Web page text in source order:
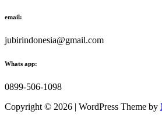
email:
jubirindonesia@gmail.com
Whats app:
0899-506-1098
Copyright © 2026 | WordPress Theme by